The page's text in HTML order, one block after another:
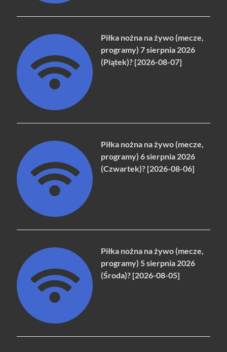
Piłka nożna na żywo (mecze,
programy) 7 sierpnia 2026
(Piątek)? [2026-08-07]
Piłka nożna na żywo (mecze,
programy) 6 sierpnia 2026
(Czwartek)? [2026-08-06]
Piłka nożna na żywo (mecze,
programy) 5 sierpnia 2026
(Środa)? [2026-08-05]